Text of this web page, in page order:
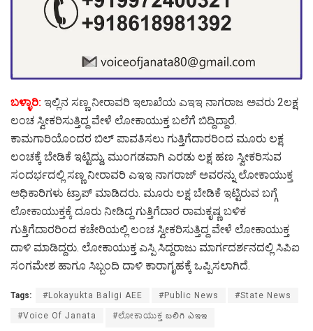
ಬಳ್ಳಾರಿ: ಇಲ್ಲಿನ ಸಣ್ಣ ನೀರಾವರಿ ಇಲಾಖೆಯ ಎಇಇ ನಾಗರಾಜ ಅವರು 2ಲಕ್ಷ
ಲಂಚ ಸ್ವೀಕರಿಸುತ್ತಿದ್ದ ವೇಳೆ ಲೋಕಾಯುಕ್ತ ಬಲೆಗೆ ಬಿದ್ದಿದ್ದಾರೆ.
ಕಾಮಗಾರಿಯೊಂದರ ಬಿಲ್‌ ಪಾವತಿಸಲು ಗುತ್ತಿಗೆದಾರರಿಂದ ಮೂರು ಲಕ್ಷ
ಲಂಚಕ್ಕೆ ಬೇಡಿಕೆ ಇಟ್ಟಿದ್ದು, ಮುಂಗಡವಾಗಿ ಎರಡು ಲಕ್ಷ ಹಣ ಸ್ವೀಕರಿಸುವ
ಸಂದರ್ಭದಲ್ಲಿ ಸಣ್ಣ ನೀರಾವರಿ ಎಇಇ ನಾಗರಾಜ್ ಅವರನ್ನು ಲೋಕಾಯುಕ್ತ
ಅಧಿಕಾರಿಗಳು ಟ್ರಾಪ್ ಮಾಡಿದರು. ಮೂರು ಲಕ್ಷ ಬೇಡಿಕೆ ಇಟ್ಟಿರುವ ಬಗ್ಗೆ
ಲೋಕಾಯುಕ್ತಕ್ಕೆ ದೂರು ನೀಡಿದ್ದ ಗುತ್ತಿಗೆದಾರ ರಾಮಕೃಷ್ಣ ಬಳಿಕ
ಗುತ್ತಿಗೆದಾರರಿಂದ ಕಚೇರಿಯಲ್ಲಿ ಲಂಚ ಸ್ವೀಕರಿಸುತ್ತಿದ್ದ ವೇಳೆ ಲೋಕಾಯುಕ್ತ
ದಾಳಿ ಮಾಡಿದ್ದರು. ಲೋಕಾಯುಕ್ತ ಎಸ್ಪಿ ಸಿದ್ದರಾಜು ಮಾರ್ಗದರ್ಶನದಲ್ಲಿ ಸಿಪಿಐ
ಸಂಗಮೇಶ ಹಾಗೂ ಸಿಬ್ಬಂದಿ ದಾಳಿ ಕಾರಾಗೃಹಕ್ಕೆ ಒಪ್ಪಿಸಲಾಗಿದೆ.
Tags: #Lokayukta Baligi AEE #Public News #State News
#Voice Of Janata #ಲೋಕಾಯುಕ್ತ బలిగి ఎఇఇ